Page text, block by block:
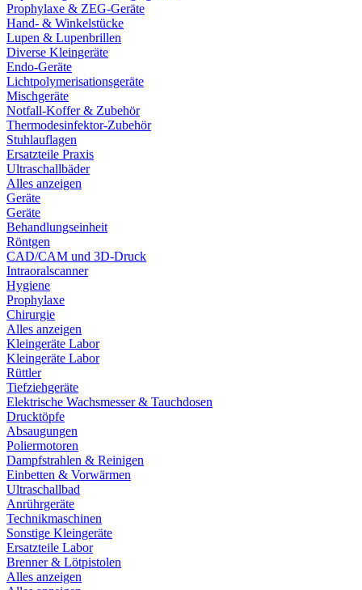
Prophylaxe & ZEG-Geräte
Hand- & Winkelstücke
Lupen & Lupenbrillen
Diverse Kleingeräte
Endo-Geräte
Lichtpolymerisationsgeräte
Mischgeräte
Notfall-Koffer & Zubehör
Thermodesinfektor-Zubehör
Stuhlauflagen
Ersatzteile Praxis
Ultraschallbäder
Alles anzeigen
Geräte
Geräte
Behandlungseinheit
Röntgen
CAD/CAM und 3D-Druck
Intraoralscanner
Hygiene
Prophylaxe
Chirurgie
Alles anzeigen
Kleingeräte Labor
Kleingeräte Labor
Rüttler
Tiefziehgeräte
Elektrische Wachsmesser & Tauchdosen
Drucktöpfe
Absaugungen
Poliermotoren
Dampfstrahlen & Reinigen
Einbetten & Vorwärmen
Ultraschallbad
Anrührgeräte
Technikmaschinen
Sonstige Kleingeräte
Ersatzteile Labor
Brenner & Lötpistolen
Alles anzeigen